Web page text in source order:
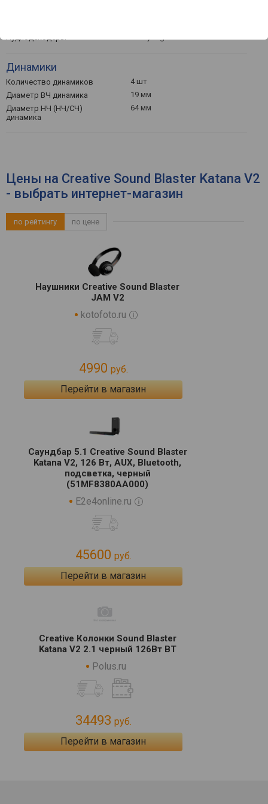
Аудиодекодеры
Динамики
Количество динамиков
4 шт
Диаметр ВЧ динамика
19 мм
Диаметр НЧ (НЧ/СЧ)
динамика
64 мм
Цены на Creative Sound Blaster Katana V2
- выбрать интернет-магазин
по рейтингу по цене
Наушники Creative Sound Blaster
JAM V2
kotofoto.ru
4990 руб.
Перейти в магазин
Саундбар 5.1 Creative Sound Blaster
Katana V2, 126 Вт, AUX, Bluetooth,
подсветка, черный
(51MF8380AA000)
E2e4online.ru
45600 руб.
Перейти в магазин
Creative Колонки Sound Blaster
Katana V2 2.1 черный 126Вт BT
Polus.ru
34493 руб.
Перейти в магазин